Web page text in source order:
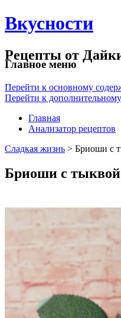
Вкусности
Рецепты от
Главное меню
Перейти к основному
Перейти к
Главная
Анализатор рецептов
Сладкая жизнь > Бриоши с
Бриоши с